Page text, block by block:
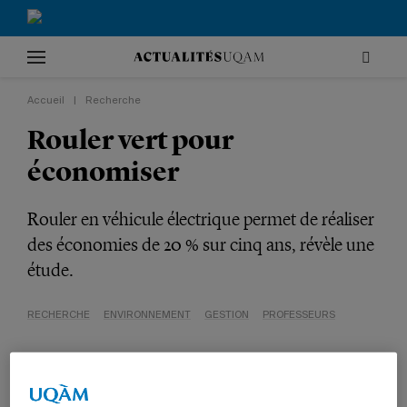
Accueil Recherche
Rouler vert pour
économiser
Rouler en véhicule électrique permet de réaliser
des économies de 20 % sur cinq ans, révèle une
étude.
RECHERCHE ENVIRONNEMENT GESTION PROFESSEURS